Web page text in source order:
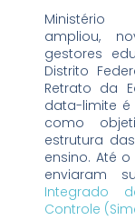
ampliou,
gestores
Distrito
Retrato da
data-limite
como
estrutura
ensino. Até
enviaram
Integrado
Controle